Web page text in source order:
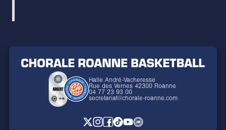
Halle André-Vacheresse
Rue des Vernes 42300 Roanne
04 77 23 93 00
secretariat@chorale-roanne.com